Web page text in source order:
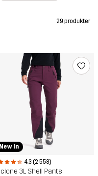
29 produkter
New In
4.3 (2 558)
3L Shell Pants